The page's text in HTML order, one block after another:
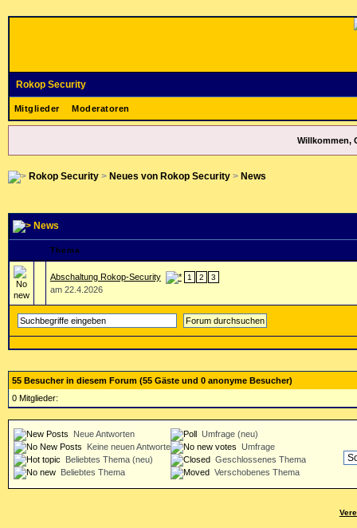
Rokop Security
Mitglieder Moderatoren
Willkommen,
Rokop Security> Neues von Rokop Security> News
News
Thema
Abschaltung Rokop-Security 1 2 3
am 22.4.2026
55 Besucher in diesem Forum (55 Gäste und 0 anonyme Besucher)
0 Mitglieder:
Neue Antworten
Keine neuen Antworten
Beliebtes Thema (neu)
Beliebtes Thema
Umfrage (neu)
Umfrage
Geschlossenes Thema
Verschobenes Thema